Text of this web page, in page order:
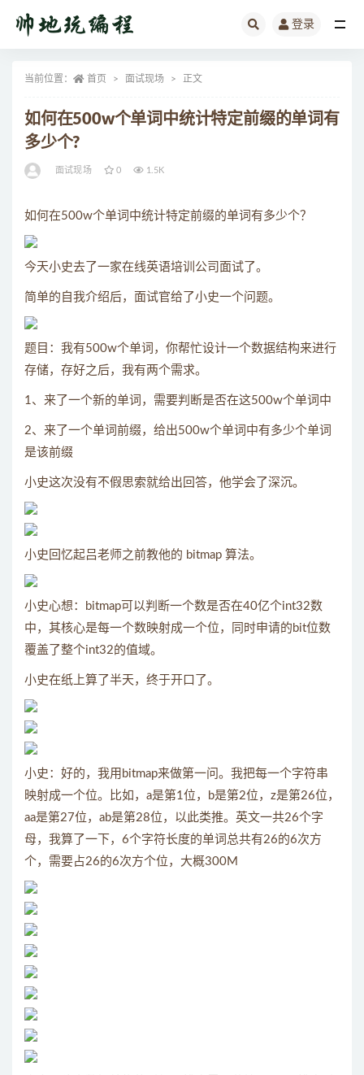
登录
当前位置： 首页 面试现场 正文
如何在500w个单词中统计特定前缀的单词有
多少个?
面试现场 0 1.5K
如何在500w个单词中统计特定前缀的单词有多少个？
今天小史去了一家在线英语培训公司面试了。
简单的自我介绍后，面试官给了小史一个问题。
题目：我有500w个单词，你帮忙设计一个数据结构来进行
存储，存好之后，我有两个需求。
1、来了一个新的单词，需要判断是否在这500w个单词中
2、来了一个单词前缀，给出500w个单词中有多少个单词
是该前缀
小史这次没有不假思索就给出回答，他学会了深沉。
小史回忆起吕老师之前教他的 bitmap 算法。
小史心想：bitmap可以判断一个数是否在40亿个int32数
中，其核心是每一个数映射成一个位，同时申请的bit位数
覆盖了整个int32的值域。
小史在纸上算了半天，终于开口了。
小史：好的，我用bitmap来做第一问。我把每一个字符串
映射成一个位。比如，a是第1位，b是第2位，z是第26位，
aa是第27位，ab是第28位，以此类推。英文一共26个字
母，我算了一下，6个字符长度的单词总共有26的6次方
个，需要占26的6次方个位，大概300M